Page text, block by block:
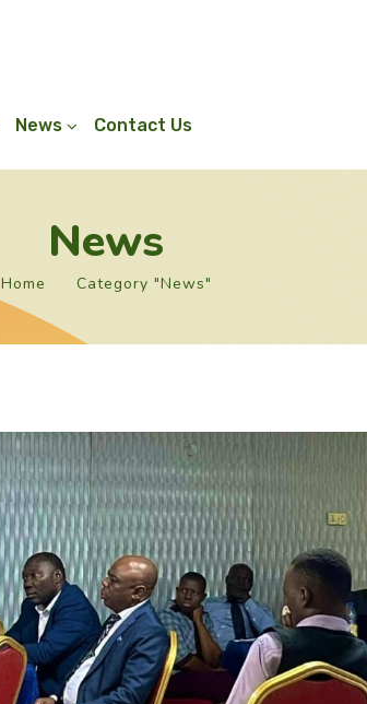
News Contact Us
News
Home Category "News"